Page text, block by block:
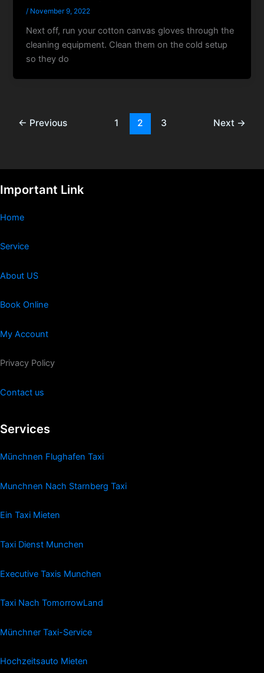
/ November 9, 2022
Next off, run your cotton canvas gloves through the
cleaning equipment. Clean them on the cold setup
so they do
← Previous 1 2 3 Next →
Important Link
Home
Service
About US
Book Online
My Account
Privacy Policy
Contact us
Services
Münchnen Flughafen Taxi
Munchnen Nach Starnberg Taxi
Ein Taxi Mieten
Taxi Dienst Munchen
Executive Taxis Munchen
Taxi Nach TomorrowLand
Münchner Taxi-Service
Hochzeitsauto Mieten